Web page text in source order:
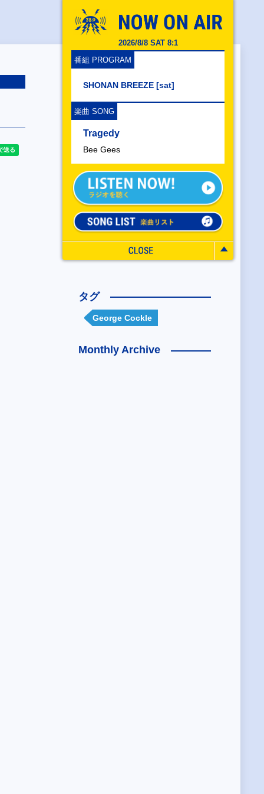
2026/8/8 SAT 8:1
番組 PROGRAM
SHONAN BREEZE [sat]
楽曲 SONG
Tragedy
Bee Gees
タグ
George Cockle
Monthly Archive